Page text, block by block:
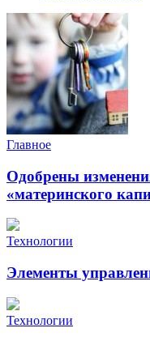
Главное
Одобрены
«материнского
Технологии
Элементы
Технологии